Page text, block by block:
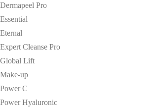
Dermapeel Pro
Essential
Eternal
Expert Cleanse Pro
Global Lift
Make-up
Power C
Power Hyaluronic